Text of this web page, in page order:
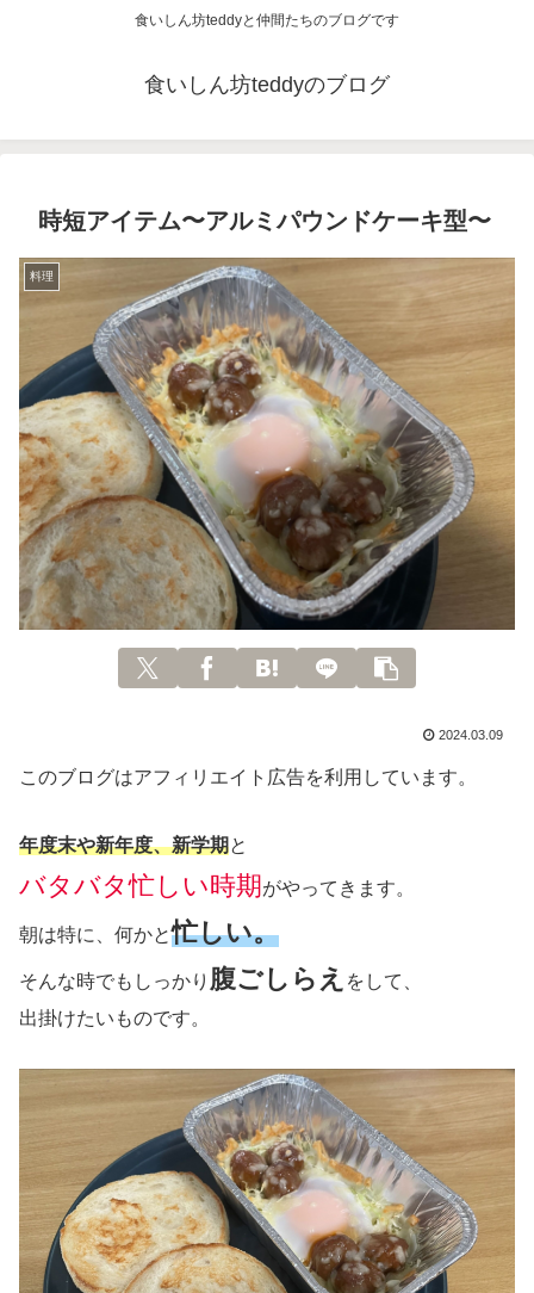
食いしん坊teddyと仲間たちのブログです
食いしん坊teddyのブログ
時短アイテム〜アルミパウンドケーキ型〜
料理
2024.03.09
このブログはアフィリエイト広告を利用しています。
年度末や新年度、新学期と
バタバタ忙しい時期がやってきます。
朝は特に、何かと忙しい。
そんな時でもしっかり 腹ごしらえ をして、
出掛けたいものです。